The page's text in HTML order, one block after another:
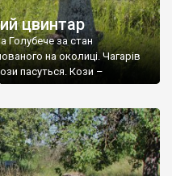
цвинтар
Голубече за стан
на околиці. Чагарів
пасуться. Кози –
для старих кладовищ,
бо то улюблений
ціла колекція
відносно невелике, […]